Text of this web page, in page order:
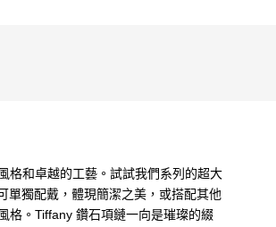
格和卓越的工藝。試試我們系列的超大
單獨配戴，體現簡潔之美，或搭配其他
格。Tiffany 鑽石項鏈一向是璀璨的綴